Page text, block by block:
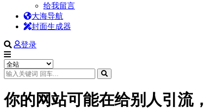
给我留言
大海导航
封面生成器
登录
你的网站可能在给别人引流，